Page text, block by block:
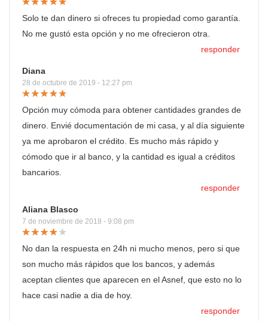
Solo te dan dinero si ofreces tu propiedad como garantía.
No me gustó esta opción y no me ofrecieron otra.
responder
Diana
28 de octubre de 2019 - 12:27 pm
Opción muy cómoda para obtener cantidades grandes de
dinero. Envié documentación de mi casa, y al día siguiente
ya me aprobaron el crédito. Es mucho más rápido y
cómodo que ir al banco, y la cantidad es igual a créditos
bancarios.
responder
Aliana Blasco
7 de noviembre de 2018 - 9:08 pm
No dan la respuesta en 24h ni mucho menos, pero si que
son mucho más rápidos que los bancos, y además
aceptan clientes que aparecen en el Asnef, que esto no lo
hace casi nadie a dia de hoy.
responder